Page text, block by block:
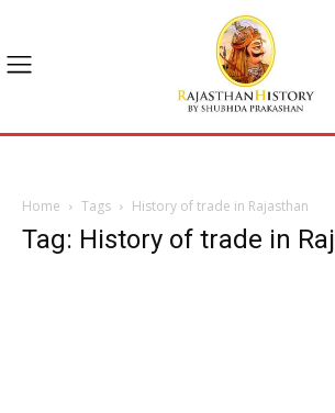
Home Tags History of trade in Rajasthan
Tag: History of trade in